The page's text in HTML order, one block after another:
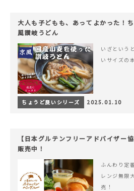
大人も子どもも、あってよかった！
風讃岐うどん
いざという
いサイズの
ちょうど良いシリーズ 2025.01.10
【日本グルテンフリーアドバイザー
販売中！
ふんわり定
レンジ無限
売！